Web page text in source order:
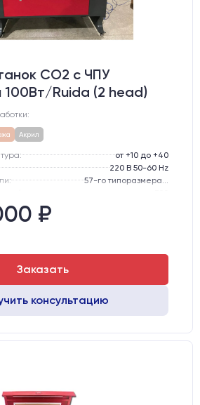
CO2 c ЧПУ
Ruida (2 head)
Акрил
от +10 до +40
220 В 50-60 Hz
Y:
Х:
₽
Заказать
консультацию